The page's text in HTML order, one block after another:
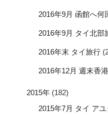
2016年9月 函館へ何
2016年9月 タイ北部
2016年末 タイ旅行
2016年12月 週末香
2015年 (182)
2015年7月 タイ ア